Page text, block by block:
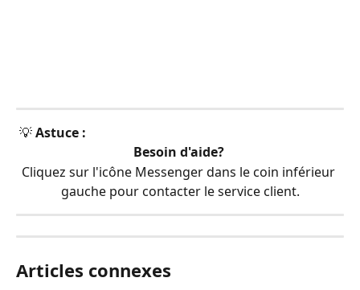
💡 Astuce :
Besoin d'aide?
Cliquez sur l'icône Messenger dans le coin inférieur
gauche pour contacter le service client.
Articles connexes